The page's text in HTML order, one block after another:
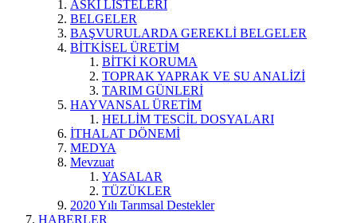
ASKI LİSTELERİ
BELGELER
BAŞVURULARDA GEREKLİ BELGELER
BİTKİSEL ÜRETİM
BİTKİ KORUMA
TOPRAK YAPRAK VE SU ANALİZİ
TARIM GÜNLERİ
HAYVANSAL ÜRETİM
HELLİM TESCİL DOSYALARI
İTHALAT DÖNEMİ
MEDYA
Mevzuat
YASALAR
TÜZÜKLER
2020 Yılı Tarımsal Destekler
HABERLER